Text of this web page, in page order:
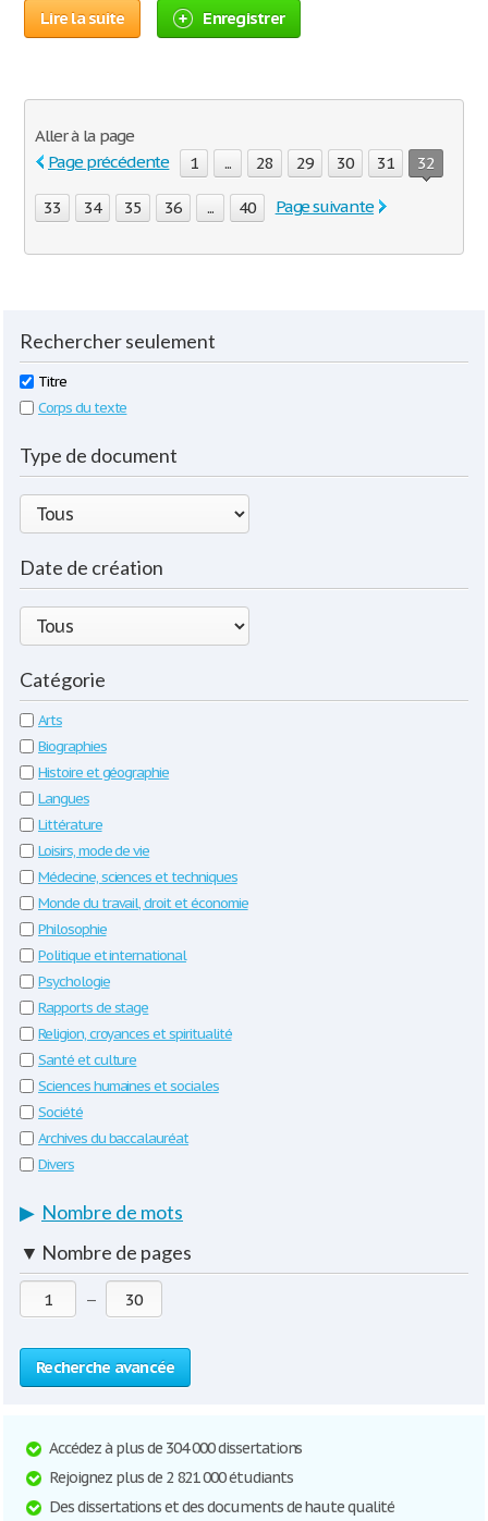
Lire la suite Enregistrer
Aller à la page
Page précédente
1 ... 28 29 30 31 32
33 34 35 36 ... 40 Page suivante
Rechercher seulement
Titre
Corps du texte
Type de document
Date de création
Catégorie
Arts
Biographies
Histoire et géographie
Langues
Littérature
Loisirs, mode de vie
Médecine, sciences et techniques
Monde du travail, droit et économie
Philosophie
Politique et international
Psychologie
Rapports de stage
Religion, croyances et spiritualité
Santé et culture
Sciences humaines et sociales
Société
Archives du baccalauréat
Divers
▶ Nombre de mots
▼ Nombre de pages
—
Recherche avancée
Accédez à plus de 304 000 dissertations
Rejoignez plus de 2 821 000 étudiants
Des dissertations et des documents de haute qualité